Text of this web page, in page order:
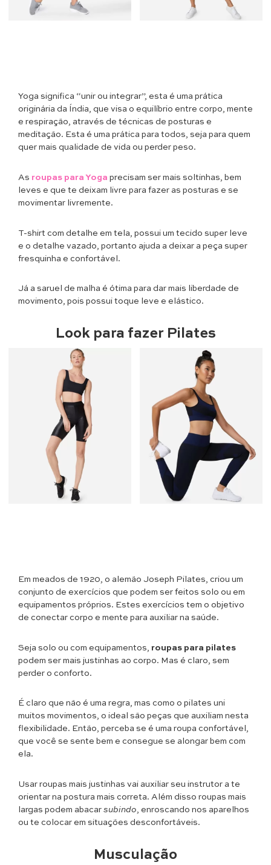
Yoga significa “unir ou integrar”, esta é uma prática
originária da Índia, que visa o equilíbrio entre corpo, mente
e respiração, através de técnicas de posturas e
meditação. Esta é uma prática para todos, seja para quem
quer mais qualidade de vida ou perder peso.
As roupas para Yoga precisam ser mais soltinhas, bem
leves e que te deixam livre para fazer as posturas e se
movimentar livremente.
T-shirt com detalhe em tela, possui um tecido super leve
e o detalhe vazado, portanto ajuda a deixar a peça super
fresquinha e confortável.
Já a saruel de malha é ótima para dar mais liberdade de
movimento, pois possui toque leve e elástico.
Look para fazer Pilates
Em meados de 1920, o alemão Joseph Pilates, criou um
conjunto de exercícios que podem ser feitos solo ou em
equipamentos próprios. Estes exercícios tem o objetivo
de conectar corpo e mente para auxiliar na saúde.
Seja solo ou com equipamentos, roupas para pilates
podem ser mais justinhas ao corpo. Mas é claro, sem
perder o conforto.
É claro que não é uma regra, mas como o pilates uni
muitos movimentos, o ideal são peças que auxiliam nesta
flexibilidade. Então, perceba se é uma roupa confortável,
que você se sente bem e consegue se alongar bem com
ela.
Usar roupas mais justinhas vai auxiliar seu instrutor a te
orientar na postura mais correta. Além disso roupas mais
largas podem abacar subindo, enroscando nos aparelhos
ou te colocar em situações desconfortáveis.
Musculação